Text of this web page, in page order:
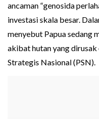
ancaman “genosida
investasi skala besar.
menyebut Papua sedang
akibat hutan yang
Strategis Nasional (PSN).